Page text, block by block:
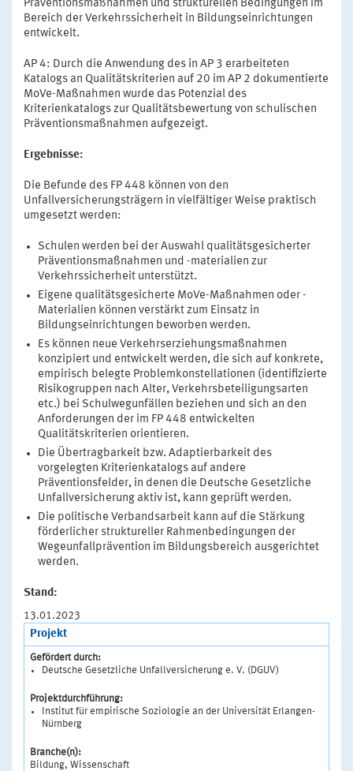
Präventionsmaßnahmen und strukturellen Bedingungen im
Bereich der Verkehrssicherheit in Bildungseinrichtungen
entwickelt.
AP 4: Durch die Anwendung des in AP 3 erarbeiteten
Katalogs an Qualitätskriterien auf 20 im AP 2 dokumentierte
MoVe-Maßnahmen wurde das Potenzial des
Kriterienkatalogs zur Qualitätsbewertung von schulischen
Präventionsmaßnahmen aufgezeigt.
Ergebnisse:
Die Befunde des FP 448 können von den
Unfallversicherungsträgern in vielfältiger Weise praktisch
umgesetzt werden:
Schulen werden bei der Auswahl qualitätsgesicherter
Präventionsmaßnahmen und -materialien zur
Verkehrssicherheit unterstützt.
Eigene qualitätsgesicherte MoVe-Maßnahmen oder -
Materialien können verstärkt zum Einsatz in
Bildungseinrichtungen beworben werden.
Es können neue Verkehrserziehungsmaßnahmen
konzipiert und entwickelt werden, die sich auf konkrete,
empirisch belegte Problemkonstellationen (identifizierte
Risikogruppen nach Alter, Verkehrsbeteiligungsarten
etc.) bei Schulwegunfällen beziehen und sich an den
Anforderungen der im FP 448 entwickelten
Qualitätskriterien orientieren.
Die Übertragbarkeit bzw. Adaptierbarkeit des
vorgelegten Kriterienkatalogs auf andere
Präventionsfelder, in denen die Deutsche Gesetzliche
Unfallversicherung aktiv ist, kann geprüft werden.
Die politische Verbandsarbeit kann auf die Stärkung
förderlicher struktureller Rahmenbedingungen der
Wegeunfallprävention im Bildungsbereich ausgerichtet
werden.
Stand:
13.01.2023
Projekt
Gefördert durch:
Deutsche Gesetzliche Unfallversicherung e. V. (DGUV)
Projektdurchführung:
Institut für empirische Soziologie an der Universität Erlangen-
Nürnberg
Branche(n):
Bildung, Wissenschaft